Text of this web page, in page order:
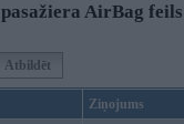
AirBag feils
Atbildēt
Ziņojums